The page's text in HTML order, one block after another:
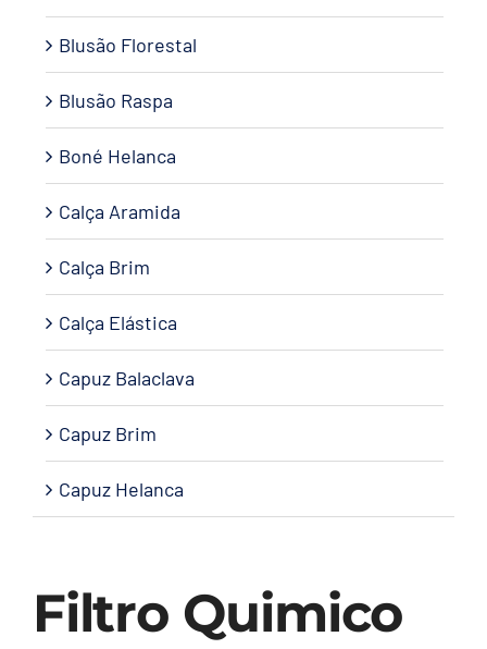
Filtro Quimico
Blusão Florestal
Blusão Raspa
Boné Helanca
Calça Aramida
Calça Brim
Calça Elástica
Capuz Balaclava
Capuz Brim
Capuz Helanca